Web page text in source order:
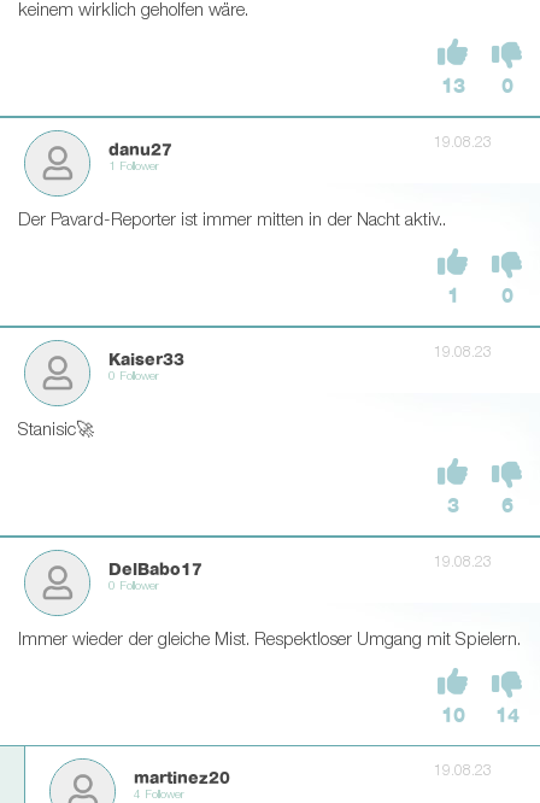
keinem wirklich geholfen wäre.
13 0
danu27
1 Follower
19.08.23
Der Pavard-Reporter ist immer mitten in der Nacht aktiv..
1 0
Kaiser33
0 Follower
19.08.23
Stanisic🚀
3 6
DelBabo17
0 Follower
19.08.23
Immer wieder der gleiche Mist. Respektloser Umgang mit Spielern.
10 14
martinez20
4 Follower
19.08.23